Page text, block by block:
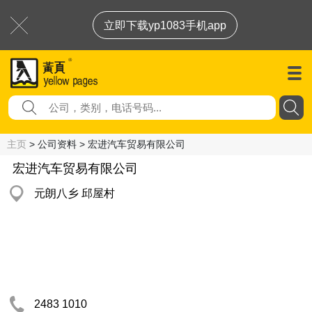
立即下载yp1083手机app
主页 > 公司资料 > 宏进汽车贸易有限公司
宏进汽车贸易有限公司
元朗八乡 邱屋村
2483 1010